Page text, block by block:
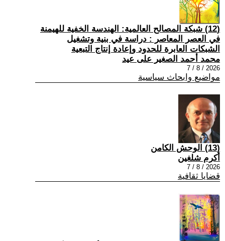
(12) شبكة المصالح العالمية: الهندسة الخفية للهيمنة
في العصر المعاصر : دراسة في بنية وتشغيل
الشبكات العابرة للحدود وإعادة إنتاج التبعية
محمد أحمد الصغير على عيد
2026 / 8 / 7
مواضيع وابحاث سياسية
(13) الوحش الكامن
أكرم شلغين
2026 / 8 / 7
قضايا ثقافية